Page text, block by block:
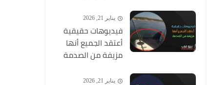
يناير 21, 2026
فيديوهات حقيقية
أعتقد الجميع أنها
مزيفة من الصدمة
يناير 21, 2026